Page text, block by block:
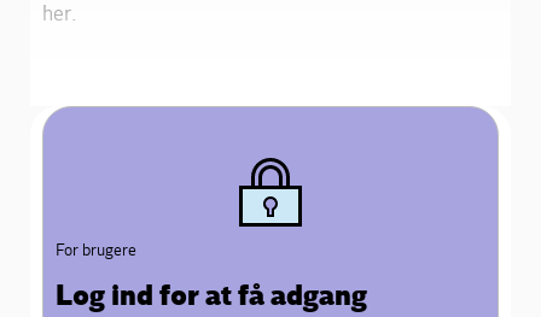
her.
For brugere
Log ind for at få adgang